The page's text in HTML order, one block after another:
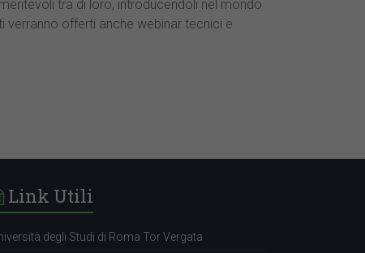
tra di loro, introducendoli nel mondo
verranno offerti anche webinar tecnici e
Link Utili
degli Studi di Roma Tor Vergata